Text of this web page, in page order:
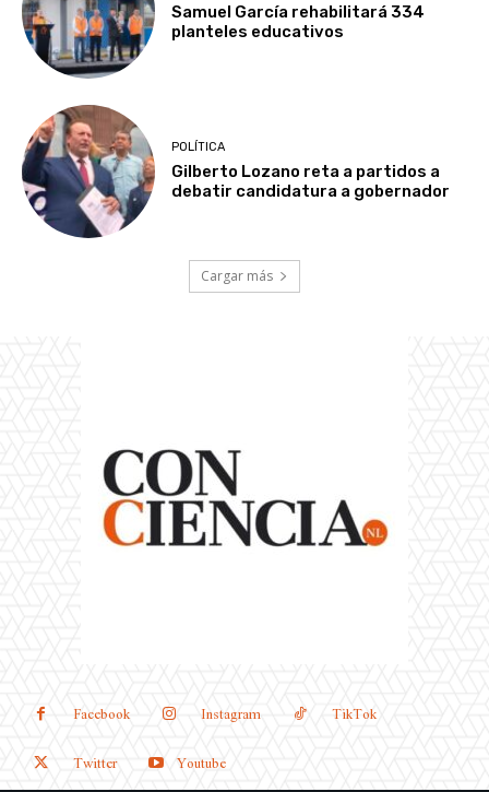
Samuel García rehabilitará 334
planteles educativos
POLÍTICA
Gilberto Lozano reta a partidos a
debatir candidatura a gobernador
Cargar más
Facebook Instagram
TikTok
Twitter
Youtube